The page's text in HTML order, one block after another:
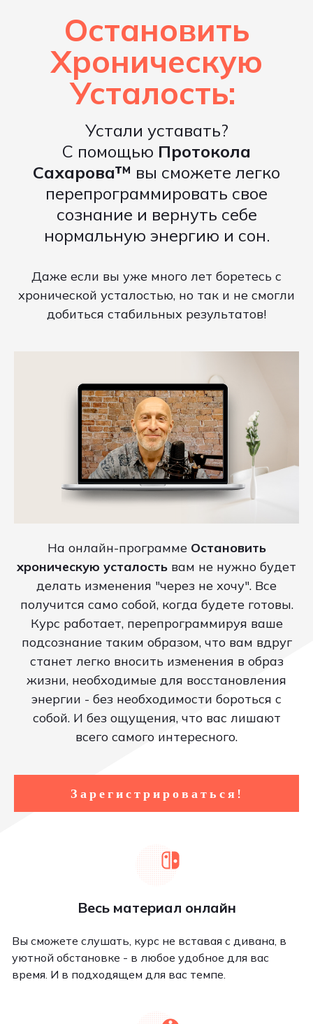
Остановить
Хроническую
Усталость:
Устали уставать?
С помощью Протокола
Сахарова™️ вы cможете легко
перепрограммировать свое
сознание и вернуть себе
нормальную энергию и сон.
Даже если вы уже много лет боретесь с
хронической усталостью, но так и не смогли
добиться стабильных результатов!
На онлайн-программе Остановить
хроническую усталость вам не нужно будет
делать изменения "через не хочу". Все
получится само собой, когда будете готовы.
Курс работает, перепрограммируя ваше
подсознание таким образом, что вам вдруг
станет легко вносить изменения в образ
жизни, необходимые для восстановления
энергии - без необходимости бороться с
собой. И без ощущения, что вас лишают
всего самого интересного.
Зарегистрироваться!
Весь материал онлайн
Вы сможете слушать, курс не вставая с дивана, в
уютной обстановке - в любое удобное для вас
время. И в подходящем для вас темпе.